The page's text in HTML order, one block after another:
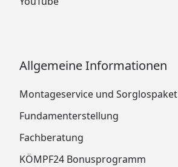
Allgemeine Informationen
Montageservice und Sorglospaket
Fundamenterstellung
Fachberatung
KÖMPF24 Bonusprogramm